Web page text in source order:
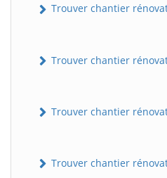
Trouver chantier
Trouver chantier
Trouver chantier
Trouver chantier